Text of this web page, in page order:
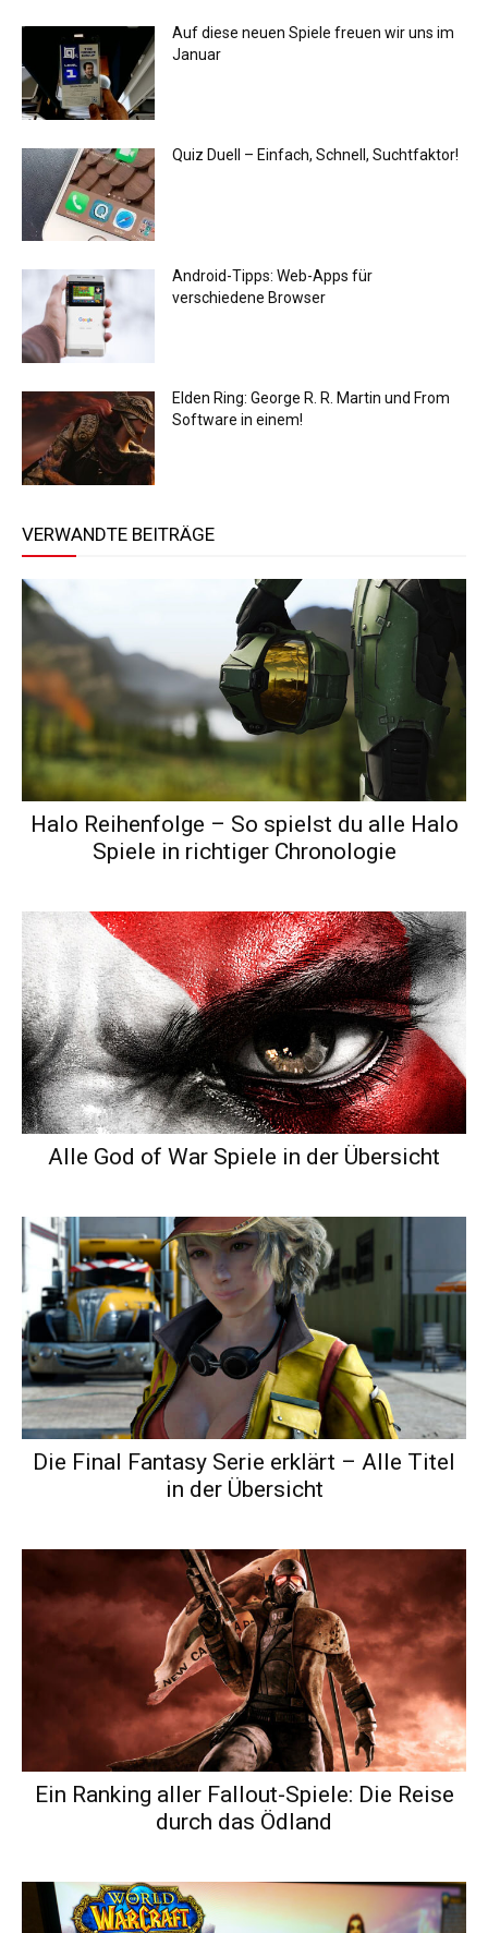
Auf diese neuen Spiele freuen wir uns im
Januar
Quiz Duell – Einfach, Schnell, Suchtfaktor!
Android-Tipps: Web-Apps für
verschiedene Browser
Elden Ring: George R. R. Martin und From
Software in einem!
VERWANDTE BEITRÄGE
Halo Reihenfolge – So spielst du alle Halo
Spiele in richtiger Chronologie
Alle God of War Spiele in der Übersicht
Die Final Fantasy Serie erklärt – Alle Titel
in der Übersicht
Ein Ranking aller Fallout-Spiele: Die Reise
durch das Ödland